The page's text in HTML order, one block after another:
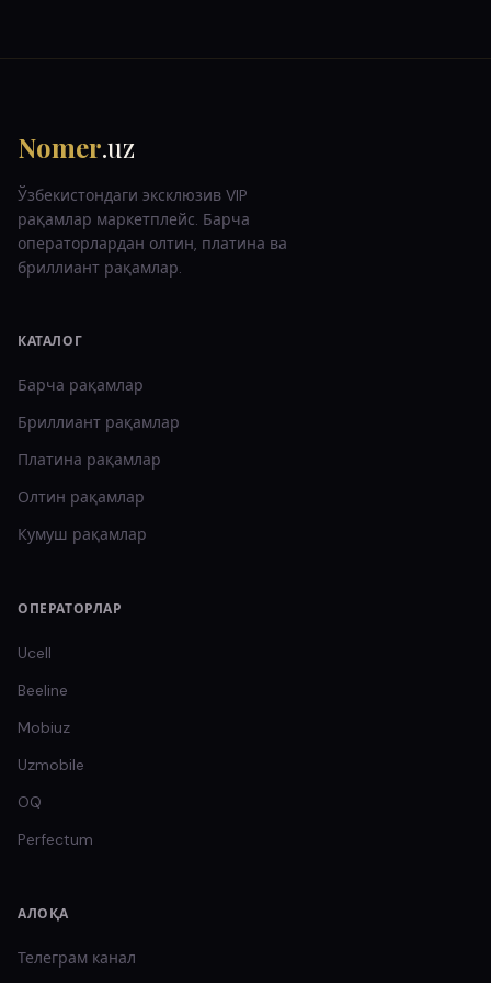
Nomer.uz
Ўзбекистондаги эксклюзив VIP
рақамлар маркетплейс. Барча
операторлардан олтин, платина ва
бриллиант рақамлар.
КАТАЛОГ
Барча рақамлар
Бриллиант рақамлар
Платина рақамлар
Олтин рақамлар
Кумуш рақамлар
ОПЕРАТОРЛАР
Ucell
Beeline
Mobiuz
Uzmobile
OQ
Perfectum
АЛОҚА
Телеграм канал